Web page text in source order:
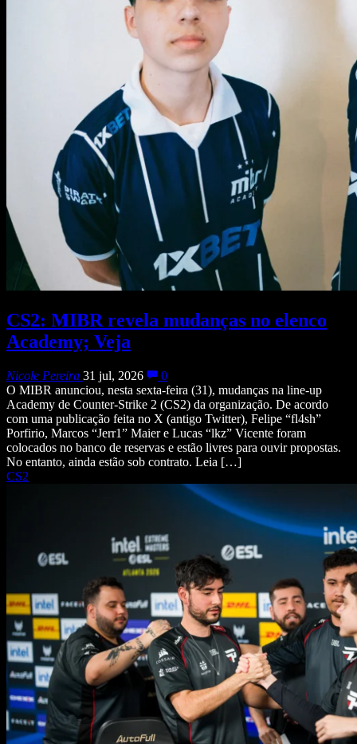
CS2: MIBR revela mudanças no elenco
Academy; Veja
Nicole Pereira 31 jul, 2026
0
O MIBR anunciou, nesta sexta-feira (31), mudanças na line-up
Academy de Counter-Strike 2 (CS2) da organização. De acordo
com uma publicação feita no X (antigo Twitter), Felipe “fl4sh”
Porfirio, Marcos “Jerr1” Maier e Lucas “lkz” Vicente foram
colocados no banco de reservas e estão livres para ouvir propostas.
No entanto, ainda estão sob contrato. Leia […]
CS2